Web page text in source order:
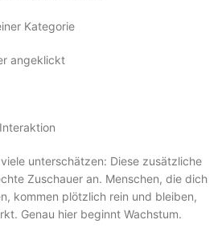
Kategorie
angeklickt
unterschätzen: Diese zusätzliche
Zuschauer an. Menschen, die dich
kommen plötzlich rein und bleiben,
Genau hier beginnt Wachstum.